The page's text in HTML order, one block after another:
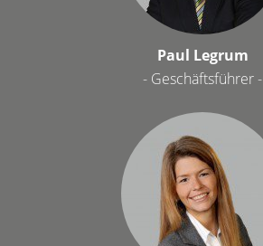
Paul Legrum
- Geschäftsführer -